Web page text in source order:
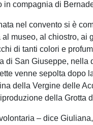
in compagnia di
nel convento si è
al museo, al chiostro, ai
di tanti colori e
di San Giuseppe, nella
venne sepolta dopo
della Vergine delle
della Grotta
– dice